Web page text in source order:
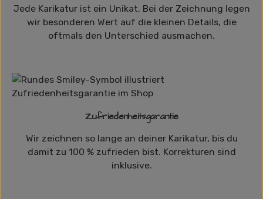
Jede Karikatur ist ein Unikat. Bei der Zeichnung legen
wir besonderen Wert auf die kleinen Details, die
oftmals den Unterschied ausmachen.
Zufriedenheitsgarantie
Wir zeichnen so lange an deiner Karikatur, bis du
damit zu 100 % zufrieden bist. Korrekturen sind
inklusive.